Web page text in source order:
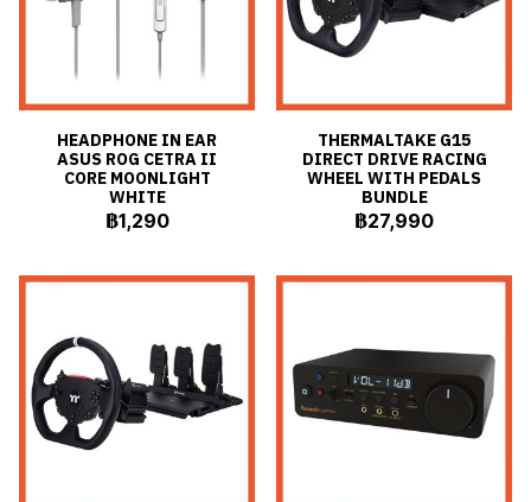
HEADPHONE IN EAR
ASUS ROG CETRA II
CORE MOONLIGHT
WHITE
฿1,290
THERMALTAKE G15
DIRECT DRIVE RACING
WHEEL WITH PEDALS
BUNDLE
฿27,990